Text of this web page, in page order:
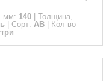
мм: 140
Толщина,
Сорт: АВ
Кол-во